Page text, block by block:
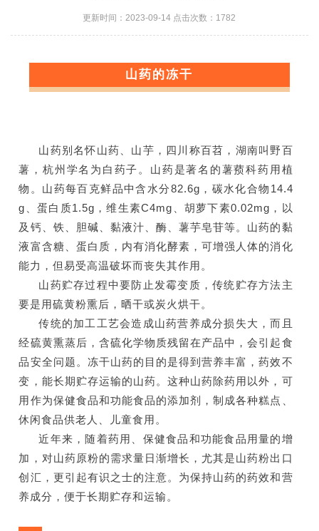
更新时间：2023-09-14 点击次数：1782
山药的冻干
山药别名怀山药、山芋，四川称百苕，湖南叫野百
薯，杭州学名为白药子。山药是著名的薯蓣科药用植
物。山药每百克鲜品中含水分82.6g，碳水化合物14.4
g、蛋白质1.5g，维生素C4mg、胡萝下素0.02mg，以
及钙、铁、胆碱、黏液汁、酶、薯芋皂苷等。山药的黏
液富含糖、蛋白质，内有消化酵素，可增强人体的消化
能力，但易受高温破坏而丧失其作用。
山药贮存过程中要防止发霉变质，传统贮存方法主
要是用硫黄粉熏后，晒干或炭火烘干。
传统的加工工艺会造成山药营养成分损失大，而且
经硫黄熏蒸后，含硫化学物质残留在产品中，会引起食
品安全问题。冻干山药的目的是得到营养丰富，药效不
变，能长期贮存运输的山药。这种山药除药用以外，可
用作为保健食品和功能食品的添加剂，制成各种糕点、
休闲食品供老人、儿童食用。
近年来，随着药用、保健食品和功能食品用量的增
加，对山药原粉的需求量日渐增长，尤其是山药粉出口
创汇，更引起有识之士的注意。为保持山药的药效和营
养成分，便于长期贮存和运输。